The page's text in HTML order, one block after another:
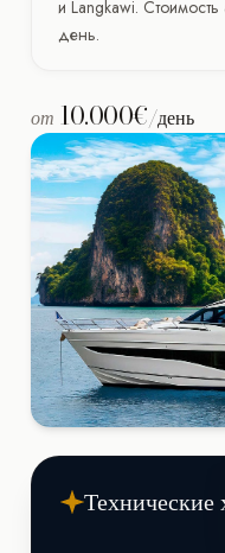
и Langkawi.
день.
от 10.000€/день
Технические